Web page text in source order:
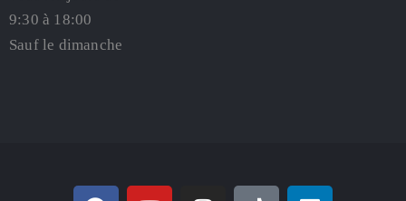
9:30 à 18:00
Sauf le dimanche